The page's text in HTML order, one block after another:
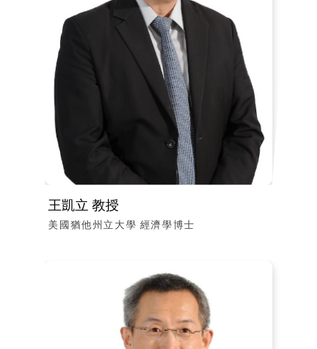
王凱立 教授
美國猶他州立大學 經濟學博士